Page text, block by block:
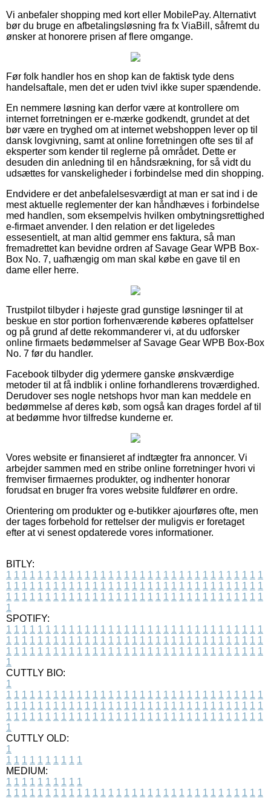
Vi anbefaler shopping med kort eller MobilePay. Alternativt
bør du bruge en afbetalingsløsning fra fx ViaBill, såfremt du
ønsker at honorere prisen af flere omgange.
Før folk handler hos en shop kan de faktisk tyde dens
handelsaftale, men det er uden tvivl ikke super spændende.
En nemmere løsning kan derfor være at kontrollere om
internet forretningen er e-mærke godkendt, grundet at det
bør være en tryghed om at internet webshoppen lever op til
dansk lovgivning, samt at online forretningen ofte ses til af
eksperter som kender til reglerne på området. Dette er
desuden din anledning til en håndsrækning, for så vidt du
udsættes for vanskeligheder i forbindelse med din shopping.
Endvidere er det anbefalelsesværdigt at man er sat ind i de
mest aktuelle reglementer der kan håndhæves i forbindelse
med handlen, som eksempelvis hvilken ombytningsrettighed
e-firmaet anvender. I den relation er det ligeledes
essesentielt, at man altid gemmer ens faktura, så man
fremadrettet kan bevidne ordren af Savage Gear WPB Box-
Box No. 7, uafhængig om man skal købe en gave til en
dame eller herre.
Trustpilot tilbyder i højeste grad gunstige løsninger til at
beskue en stor portion forhenværende køberes opfattelser
og på grund af dette rekommanderer vi, at du udforsker
online firmaets bedømmelser af Savage Gear WPB Box-Box
No. 7 før du handler.
Facebook tilbyder dig ydermere ganske ønskværdige
metoder til at få indblik i online forhandlerens troværdighed.
Derudover ses nogle netshops hvor man kan meddele en
bedømmelse af deres køb, som også kan drages fordel af til
at bedømme hvor tilfredse kunderne er.
Vores website er finansieret af indtægter fra annoncer. Vi
arbejder sammen med en stribe online forretninger hvori vi
fremviser firmaernes produkter, og indhenter honorar
forudsat en bruger fra vores website fuldfører en ordre.
Orientering om produkter og e-butikker ajourføres ofte, men
der tages forbehold for rettelser der muligvis er foretaget
efter at vi senest opdaterede vores informationer.
BITLY:
1 1 1 1 1 1 1 1 1 1 1 1 1 1 1 1 1 1 1 1 1 1 1 1 1 1 1 1 1 1 1 1 1
1 1 1 1 1 1 1 1 1 1 1 1 1 1 1 1 1 1 1 1 1 1 1 1 1 1 1 1 1 1 1 1 1
1 1 1 1 1 1 1 1 1 1 1 1 1 1 1 1 1 1 1 1 1 1 1 1 1 1 1 1 1 1 1 1 1
1
SPOTIFY:
1 1 1 1 1 1 1 1 1 1 1 1 1 1 1 1 1 1 1 1 1 1 1 1 1 1 1 1 1 1 1 1 1
1 1 1 1 1 1 1 1 1 1 1 1 1 1 1 1 1 1 1 1 1 1 1 1 1 1 1 1 1 1 1 1 1
1 1 1 1 1 1 1 1 1 1 1 1 1 1 1 1 1 1 1 1 1 1 1 1 1 1 1 1 1 1 1 1 1
1
CUTTLY BIO:
1
1 1 1 1 1 1 1 1 1 1 1 1 1 1 1 1 1 1 1 1 1 1 1 1 1 1 1 1 1 1 1 1 1
1 1 1 1 1 1 1 1 1 1 1 1 1 1 1 1 1 1 1 1 1 1 1 1 1 1 1 1 1 1 1 1 1
1 1 1 1 1 1 1 1 1 1 1 1 1 1 1 1 1 1 1 1 1 1 1 1 1 1 1 1 1 1 1 1 1
1
CUTTLY OLD:
1
1 1 1 1 1 1 1 1 1 1
MEDIUM:
1 1 1 1 1 1 1 1 1 1
1 1 1 1 1 1 1 1 1 1 1 1 1 1 1 1 1 1 1 1 1 1 1 1 1 1 1 1 1 1 1 1 1